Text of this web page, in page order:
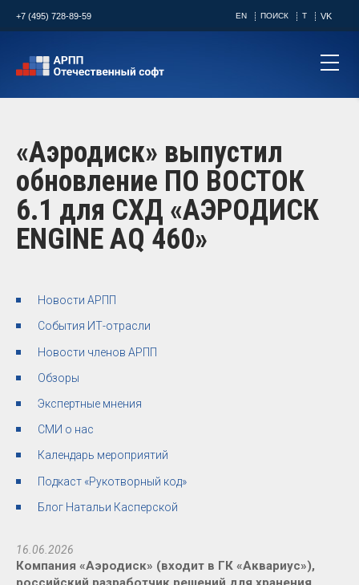
+7 (495) 728-89-59 EN ПОИСК T VK
«Аэродиск» выпустил
обновление ПО ВОСТОК
6.1 для СХД «АЭРОДИСК
ENGINE AQ 460»
Новости АРПП
События ИТ-отрасли
Новости членов АРПП
Обзоры
Экспертные мнения
СМИ о нас
Календарь мероприятий
Подкаст «Рукотворный код»
Блог Натальи Касперской
16.06.2026
Компания «Аэродиск» (входит в ГК «Аквариус»),